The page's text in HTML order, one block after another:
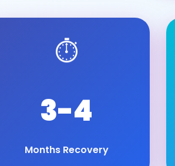
⏱️
3-4
Months Recovery